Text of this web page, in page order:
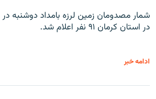
شمار مصدومان زمین لرزه بامداد دوشنبه
در استان کرمان ۹۱ نفر اعلام شد.
ادامه خبر